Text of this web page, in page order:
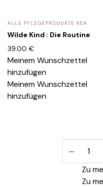
ALLE PFLEGEPRODUKTE KEA
Wilde Kind : Die Routine
39.00 €
Meinem Wunschzettel
hinzufügen
Meinem Wunschzettel
hinzufügen
mit
Bio-
Zu
Zu